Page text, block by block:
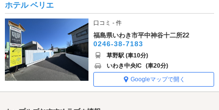
ホテル ベリエ
口コミ - 件
福島県いわき市平中神谷十二所22
0246-38-7183
草野駅 (車10分)
いわき中央IC (車20分)
Googleマップで開く